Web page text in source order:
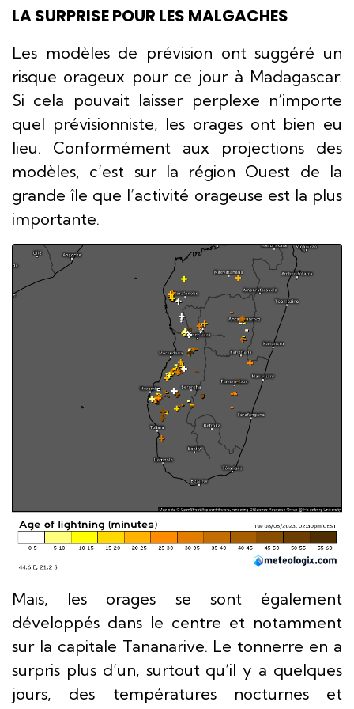
LA SURPRISE POUR LES MALGACHES
Les modèles de prévision ont suggéré un
risque orageux pour ce jour à Madagascar.
Si cela pouvait laisser perplexe n’importe
quel prévisionniste, les orages ont bien eu
lieu. Conformément aux projections des
modèles, c’est sur la région Ouest de la
grande île que l’activité orageuse est la plus
importante.
Mais, les orages se sont également
développés dans le centre et notamment
sur la capitale Tananarive. Le tonnerre en a
surpris plus d’un, surtout qu’il y a quelques
jours, des températures nocturnes et